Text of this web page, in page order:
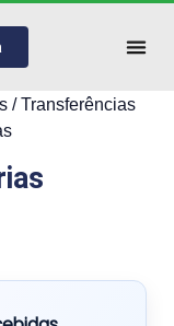
/ Transferências